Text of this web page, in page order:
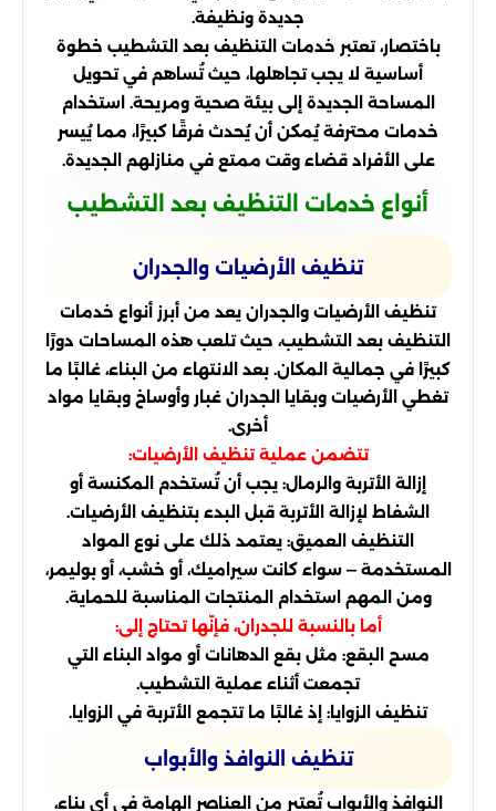
جديدة ونظيفة.
باختصار، تعتبر خدمات التنظيف بعد التشطيب خطوة
أساسية لا يجب تجاهلها، حيث تُساهم في تحويل
المساحة الجديدة إلى بيئة صحية ومريحة. استخدام
خدمات محترفة يُمكن أن يُحدث فرقًا كبيرًا، مما يُيسر
على الأفراد قضاء وقت ممتع في منازلهم الجديدة.
أنواع خدمات التنظيف بعد التشطيب
تنظيف الأرضيات والجدران
تنظيف الأرضيات والجدران يعد من أبرز أنواع خدمات
التنظيف بعد التشطيب، حيث تلعب هذه المساحات دورًا
كبيرًا في جمالية المكان. بعد الانتهاء من البناء، غالبًا ما
تغطي الأرضيات وبقايا الجدران غبار وأوساخ وبقايا مواد
أخرى.
تتضمن عملية تنظيف الأرضيات:
إزالة الأتربة والرمال: يجب أن تُستخدم المكنسة أو
الشفاط لإزالة الأتربة قبل البدء بتنظيف الأرضيات.
التنظيف العميق: يعتمد ذلك على نوع المواد
المستخدمة — سواء كانت سيراميك، أو خشب، أو بوليمر،
ومن المهم استخدام المنتجات المناسبة للحماية.
أما بالنسبة للجدران، فإنّها تحتاج إلى:
مسح البقع: مثل بقع الدهانات أو مواد البناء التي
تجمعت أثناء عملية التشطيب.
تنظيف الزوايا: إذ غالبًا ما تتجمع الأتربة في الزوايا.
تنظيف النوافذ والأبواب
النوافذ والأبواب تُعتبر من العناصر الهامة في أي بناء،